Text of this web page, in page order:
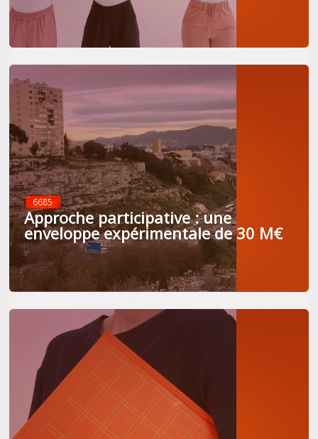
6685
Approche participative : une
enveloppe expérimentale de 30 M€